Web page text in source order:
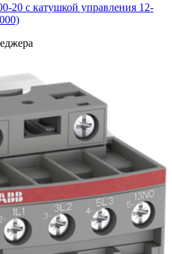
20 с катушкой управления 12-